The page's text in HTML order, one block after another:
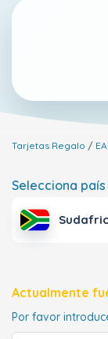
Tarjetas Regalo
Selecciona país
Actualmente
Por favor